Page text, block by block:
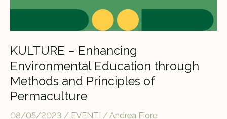
KULTURE – Enhancing
Environmental Education through
Methods and Principles of
Permaculture
08/05/2023 / EVENTI / Andrea Fiore